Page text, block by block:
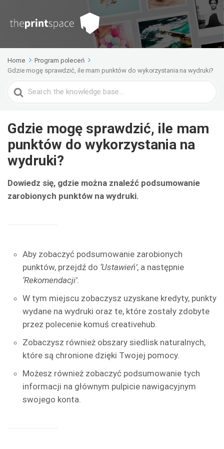
Home
Program poleceń
Gdzie mogę sprawdzić, ile mam punktów do wykorzystania na wydruki?
Search
For
Gdzie mogę sprawdzić, ile mam
punktów do wykorzystania na
wydruki?
Dowiedz się, gdzie można znaleźć podsumowanie
zarobionych punktów na wydruki.
Aby zobaczyć podsumowanie zarobionych
punktów, przejdź do ‘Ustawień’, a następnie
‘Rekomendacji’.
W tym miejscu zobaczysz uzyskane kredyty, punkty
wydane na wydruki oraz te, które zostały zdobyte
przez polecenie komuś creativehub.
Zobaczysz również obszary siedlisk naturalnych,
które są chronione dzięki Twojej pomocy.
Możesz również zobaczyć podsumowanie tych
informacji na głównym pulpicie nawigacyjnym
swojego konta.